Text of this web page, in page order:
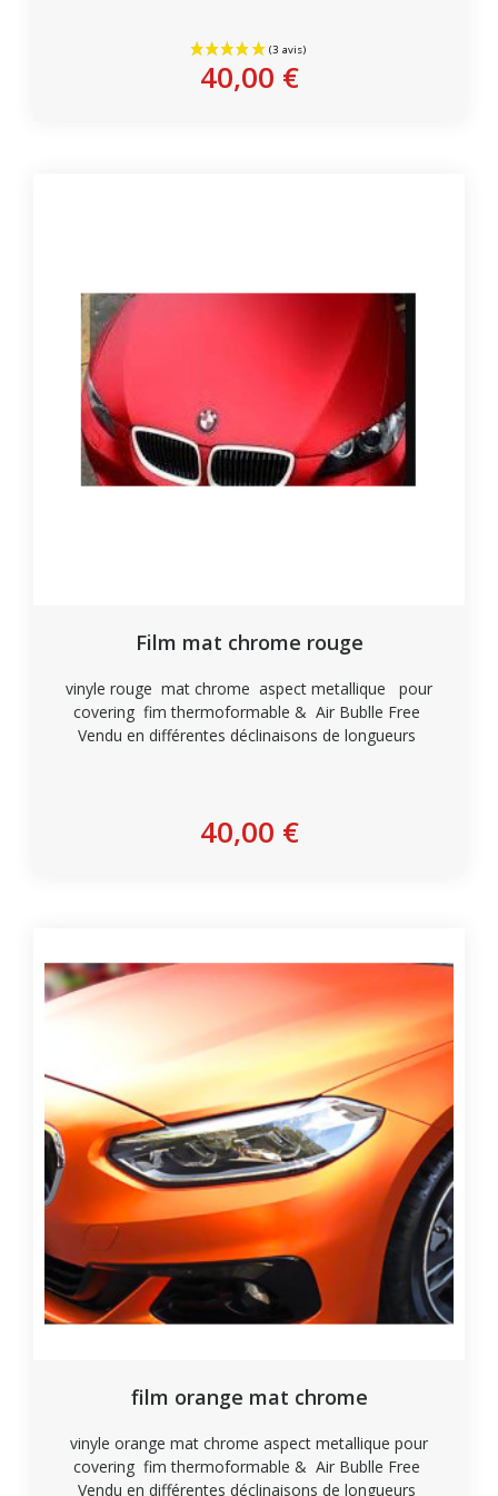
Personnaliser
(3
40,00 €
Film mat chrome rouge
vinyle rouge mat chrome aspect metallique pour
covering fim thermoformable & Air Bublle Free
Vendu en différentes déclinaisons de longueurs
40,00 €
film orange mat chrome
vinyle orange mat chrome aspect metallique pour
covering fim thermoformable & Air Bublle Free
Vendu en différentes déclinaisons de longueurs